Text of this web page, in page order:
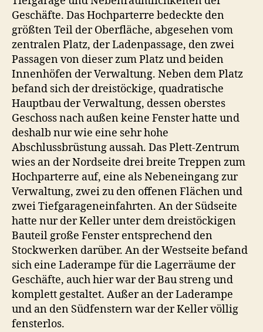
Geschäfte. Das Hochparterre bedeckte den
größten Teil der Oberfläche, abgesehen vom
zentralen Platz, der Ladenpassage, den zwei
Passagen von dieser zum Platz und beiden
Innenhöfen der Verwaltung. Neben dem Platz
befand sich der dreistöckige, quadratische
Hauptbau der Verwaltung, dessen oberstes
Geschoss nach außen keine Fenster hatte und
deshalb nur wie eine sehr hohe
Abschlussbrüstung aussah. Das Plett-Zentrum
wies an der Nordseite drei breite Treppen zum
Hochparterre auf, eine als Nebeneingang zur
Verwaltung, zwei zu den offenen Flächen und
zwei Tiefgarageneinfahrten. An der Südseite
hatte nur der Keller unter dem dreistöckigen
Bauteil große Fenster entsprechend den
Stockwerken darüber. An der Westseite befand
sich eine Laderampe für die Lagerräume der
Geschäfte, auch hier war der Bau streng und
komplett gestaltet. Außer an der Laderampe
und an den Südfenstern war der Keller völlig
fensterlos.